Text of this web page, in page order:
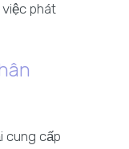
phát
cung cấp